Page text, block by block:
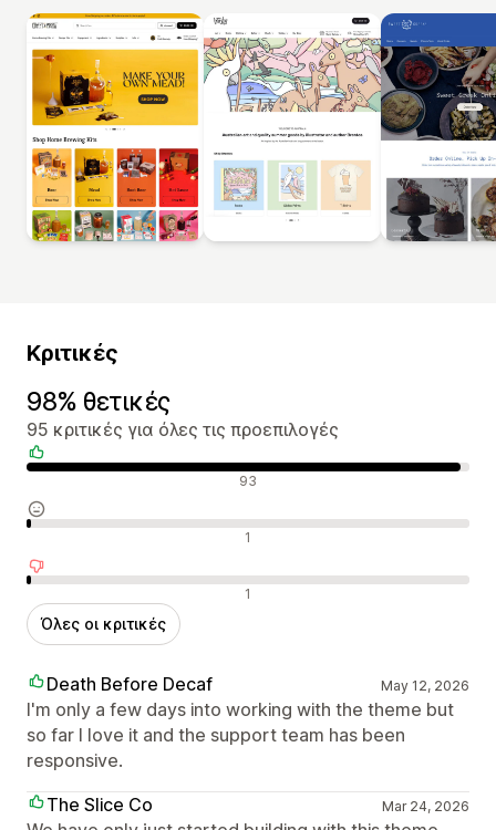
Κριτικές
98% θετικές
95 κριτικές για όλες τις προεπιλογές
Θετικές κριτικές 93
Ουδέτερες κριτικές 1
Αρνητικές κριτικές 1
Όλες οι κριτικές
Death Before Decaf May 12, 2026
I'm only a few days into working with the theme but
so far I love it and the support team has been
responsive.
The Slice Co
Mar 24, 2026